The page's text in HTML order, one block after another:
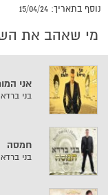
נוסף בתאריך: 15/04/24
מי שאהב את
אני
בני ברדא
חמסה
בני ברדא